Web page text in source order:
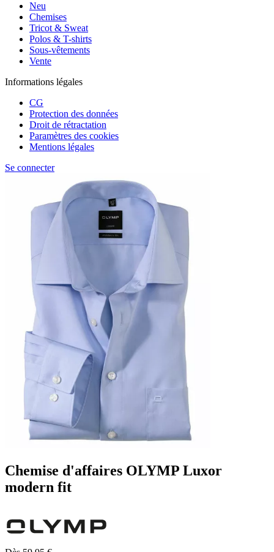
Neu
Chemises
Tricot & Sweat
Polos & T-shirts
Sous-vêtements
Vente
Informations légales
CG
Protection des données
Droit de rétractation
Paramètres des cookies
Mentions légales
Se connecter
Chemise d'affaires OLYMP Luxor
modern fit